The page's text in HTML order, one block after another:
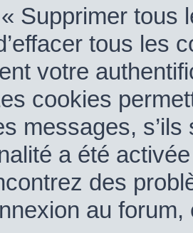
« Supprimer
tous les
votre
cookies
messages,
a été
des
au